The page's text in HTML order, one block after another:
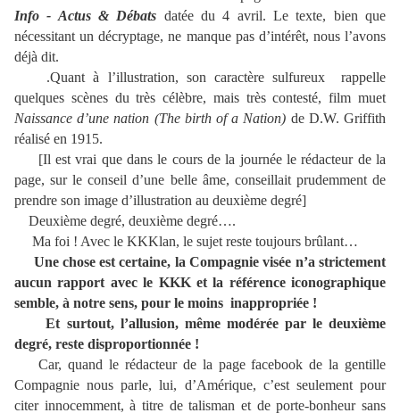
Info - Actus & Débats datée du 4 avril. Le texte, bien que
nécessitant un décryptage, ne manque pas d’intérêt, nous l’avons
déjà dit.
.Quant à l’illustration, son caractère sulfureux rappelle
quelques scènes du très célèbre, mais très contesté, film muet
Naissance d’une nation (The birth of a Nation) de D.W. Griffith
réalisé en 1915.
[Il est vrai que dans le cours de la journée le rédacteur de la
page, sur le conseil d’une belle âme, conseillait prudemment de
prendre son image d’illustration au deuxième degré]
Deuxième degré, deuxième degré….
Ma foi ! Avec le KKKlan, le sujet reste toujours brûlant…
Une chose est certaine, la Compagnie visée n’a strictement
aucun rapport avec le KKK et la référence iconographique
semble, à notre sens, pour le moins inappropriée !
Et surtout, l’allusion, même modérée par le deuxième
degré, reste disproportionnée !
Car, quand le rédacteur de la page facebook de la gentille
Compagnie nous parle, lui, d’Amérique, c’est seulement pour
citer innocemment, à titre de talisman et de porte-bonheur sans